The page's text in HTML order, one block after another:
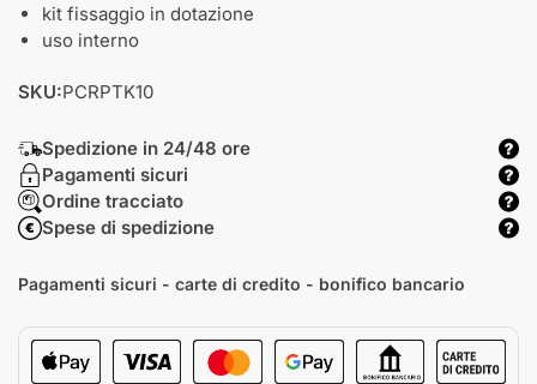
kit fissaggio in dotazione
uso interno
SKU:PCRPTK10
Spedizione in 24/48 ore
Pagamenti sicuri
Ordine tracciato
Spese di spedizione
Pagamenti sicuri - carte di credito - bonifico bancario